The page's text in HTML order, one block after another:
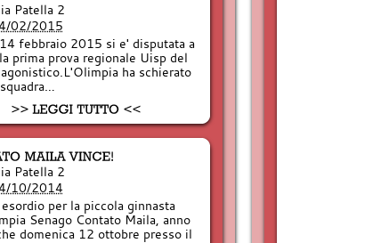
Patella 2
02/2015
febbraio 2015 si e' disputata a
prima prova regionale Uisp del
ha schierato
Patella 2
10/2014
per la piccola ginnasta
Senago Contato Maila, anno
domenica 12 ottobre presso il